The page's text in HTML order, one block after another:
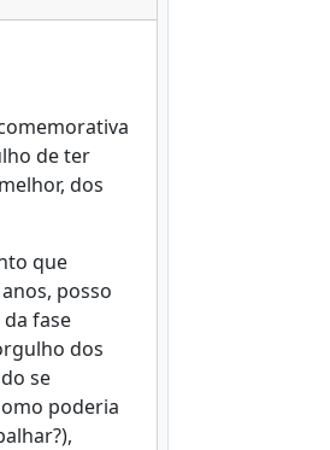
de ter
dos
que
posso
fase
dos
se
poderia